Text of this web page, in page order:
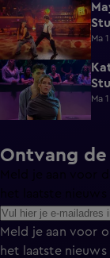
1:41
Ma
1:45
Ma
Ontvang
Meld je aan voor
het laatste